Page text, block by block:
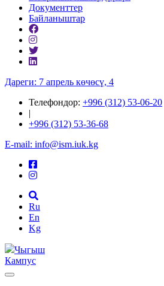
Документтер
Байланыштар
Дареги: 7 апрель көчөсү, 4
Телефондор: +996 (312) 53-06-20
|
+996 (312) 53-36-68
E-mail: info@ism.iuk.kg
Ru
En
Kg
Чыгыш
Кампус